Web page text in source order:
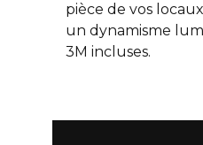
pièce de vos
un dynamisme
3M incluses.